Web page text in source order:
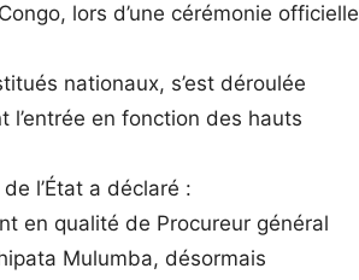
lors d’une cérémonie officielle
nationaux, s’est déroulée
en fonction des hauts
l’État a déclaré :
en qualité de Procureur général
Mulumba, désormais